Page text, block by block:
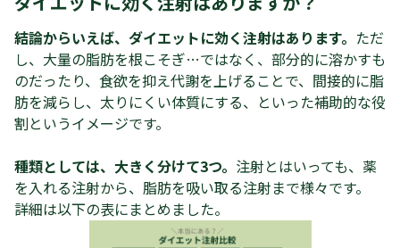
結論からいえば、ダイエットに効く注射はあります。 ただ
し、大量の脂肪を根こそぎ…ではなく、部分的に溶かすも
のだったり、食欲を抑え代謝を上げることで、間接的に脂
肪を減らし、太りにくい体質にする、といった補助的な役
割というイメージです。
種類としては、大きく分けて3つ。 注射とはいっても、薬
を入れる注射から、脂肪を吸い取る注射まで様々です。
詳細は以下の表にまとめました。